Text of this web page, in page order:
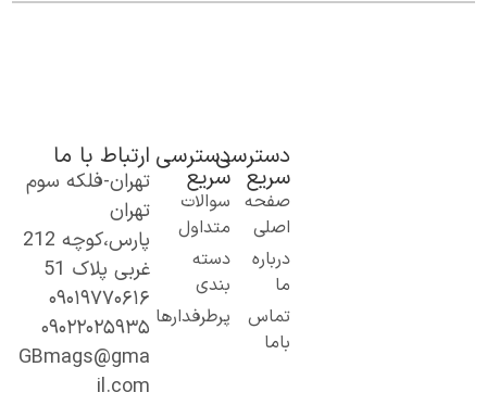
دسترسی
سریع
صفحه
اصلی
درباره
تماس
دسترسی
سریع
سوالات
متداول
دسته
بندی
پرطرفدارها
ارتباط با ما
تهران-فلکه سوم
تهران
پارس،کوچه 212
غربی پلاک 51
۰۹۰۱۹۷۷۰۶۱۶
۰۹۰۲۲۰۲۵۹۳۵
GBmags@gma
il.com